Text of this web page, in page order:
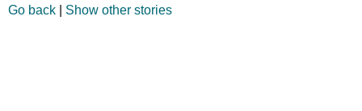
Go back Show other stories